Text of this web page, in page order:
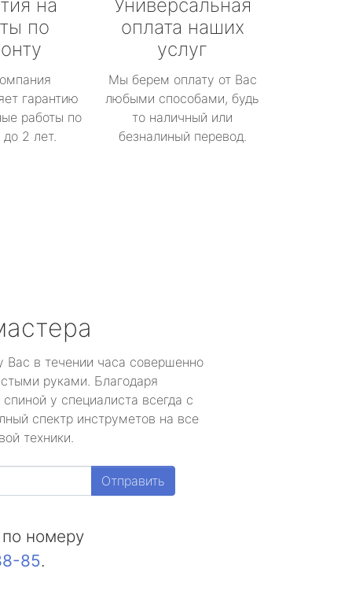
на
по
гарантию
работы по
2 лет.
Универсальная
оплата наших
услуг
Мы берем оплату от Вас
любыми способами, будь
то наличный или
безналиный перевод.
Вас в течении часа совершенно
руками. Благодаря
у специалиста всегда с
спектр инструметов на все
техники.
Отправить
номеру
85.